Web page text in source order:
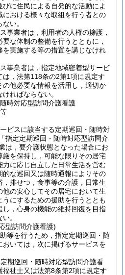
に住民による自発的な活動によ
における様々な取組を行う者との
い。
事業者は，利用者の人権の擁護，
な体制の整備を行うとともに，
を実施する等の措置を講じなけれ
事業者は，指定地域密着型サービ
は，法第118条の2第1項に規定す
の他必要な情報を活用し，適切か
ればならない。
時対応型訪問介護看護
ビスに該当する定期巡回・随時対
指定定期巡回・随時対応型訪問介
は，要介護状態となった場合にお
厳を保持し，可能な限りその居宅
力に応じ自立した日常生活を営む
的な巡回又は随時通報によりその
排せつ，食事等の介護，日常生
の安心してその居宅において生
にするための援助を行うととも
し，心身の機能の維持回復を目指
。
型訪問介護看護)
等を行うため，指定定期巡回・随
いては，次に掲げるサービスを
期巡回・随時対応型訪問介護看
福祉士又は法第8条第2項に規定す